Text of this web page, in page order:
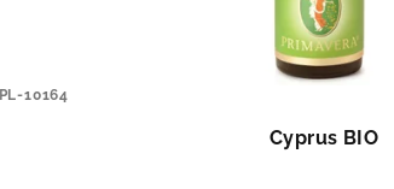
PL-10164
Cyprus BIO